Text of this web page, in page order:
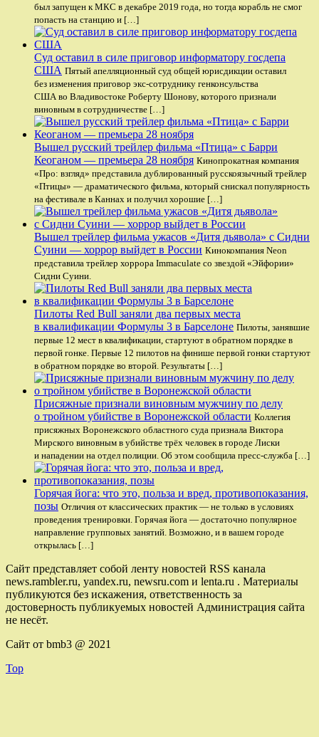
был запущен к МКС в декабре 2019 года, но тогда корабль не смог
попасть на станцию и […]
Суд оставил в силе приговор информатору госдепа
США Пятый апелляционный суд общей юрисдикции оставил
без изменения приговор экс-сотруднику генконсульства
США во Владивостоке Роберту Шонову, которого признали
виновным в сотрудничестве […]
Вышел русский трейлер фильма «Птица» с Барри
Кеоганом — премьера 28 ноября Кинопрокатная компания
«Про: взгляд» представила дублированный русскоязычный трейлер
«Птицы» — драматического фильма, который снискал популярность
на фестивале в Каннах и получил хорошие […]
Вышел трейлер фильма ужасов «Дитя дьявола» с Сидни
Суини — хоррор выйдет в России Кинокомпания Neon
представила трейлер хоррора Immaculate со звездой «Эйфории»
Сидни Суини.
Пилоты Red Bull заняли два первых места
в квалификации Формулы 3 в Барселоне Пилоты, занявшие
первые 12 мест в квалификации, стартуют в обратном порядке в
первой гонке. Первые 12 пилотов на финише первой гонки стартуют
в обратном порядке во второй. Результаты […]
Присяжные признали виновным мужчину по делу
о тройном убийстве в Воронежской области Коллегия
присяжных Воронежского областного суда признала Виктора
Мирского виновным в убийстве трёх человек в городе Лиски
и нападении на отдел полиции. Об этом сообщила пресс-служба […]
Горячая йога: что это, польза и вред, противопоказания,
позы Отличия от классических практик — не только в условиях
проведения тренировки. Горячая йога — достаточно популярное
направление групповых занятий. Возможно, и в вашем городе
открылась […]
Сайт представляет собой ленту новостей RSS канала
news.rambler.ru, yandex.ru, newsru.com и lenta.ru . Материалы
публикуются без искажения, ответственность за
достоверность публикуемых новостей Администрация сайта
не несёт.
Сайт от bmb3 @ 2021
Top